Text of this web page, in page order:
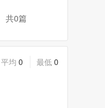
共0篇
平均 0 最低0